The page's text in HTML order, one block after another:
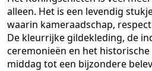
alleen. Het is een levendig
waarin kameraadschap,
De kleurrijke gildekleding, de
ceremonieën en het
middag tot een bijzondere